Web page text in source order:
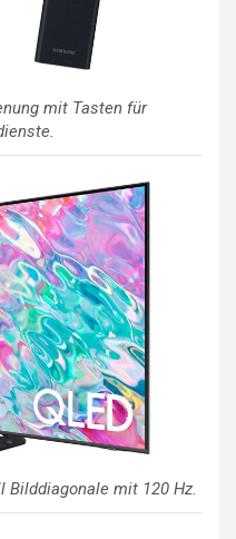
mit Tasten für
Bilddiagonale mit 120 Hz.